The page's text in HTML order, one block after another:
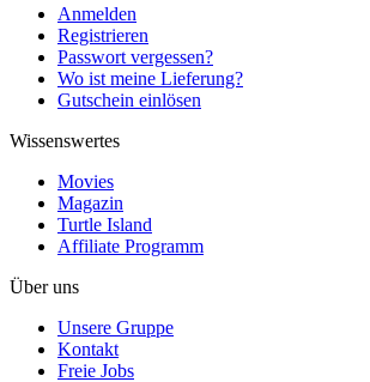
Anmelden
Registrieren
Passwort vergessen?
Wo ist meine Lieferung?
Gutschein einlösen
Wissenswertes
Movies
Magazin
Turtle Island
Affiliate Programm
Über uns
Unsere Gruppe
Kontakt
Freie Jobs